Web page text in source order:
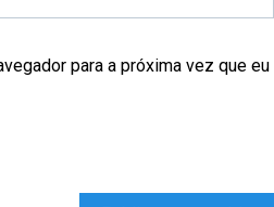
para a próxima vez que eu